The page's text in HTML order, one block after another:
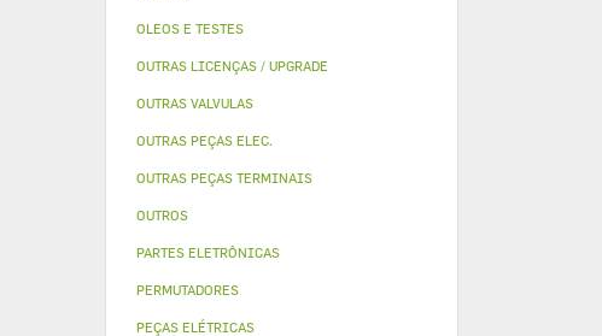
OLEOS E TESTES
OUTRAS LICENÇAS / UPGRADE
OUTRAS VALVULAS
OUTRAS PEÇAS ELEC.
OUTRAS PEÇAS TERMINAIS
OUTROS
PARTES ELETRÔNICAS
PERMUTADORES
PEÇAS ELÉTRICAS